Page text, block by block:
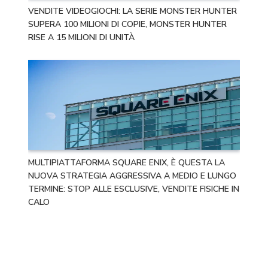
VENDITE VIDEOGIOCHI: LA SERIE MONSTER HUNTER
SUPERA 100 MILIONI DI COPIE, MONSTER HUNTER
RISE A 15 MILIONI DI UNITÀ
MULTIPIATTAFORMA SQUARE ENIX, È QUESTA LA
NUOVA STRATEGIA AGGRESSIVA A MEDIO E LUNGO
TERMINE: STOP ALLE ESCLUSIVE, VENDITE FISICHE IN
CALO